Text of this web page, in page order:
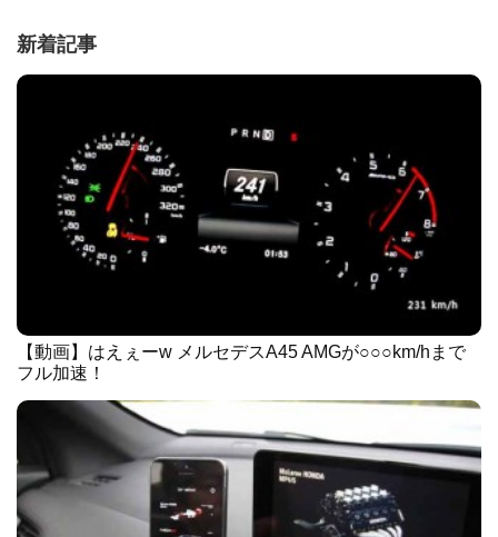
新着記事
【動画】はえぇーw メルセデスA45 AMGが○○○km/hまで
フル加速！